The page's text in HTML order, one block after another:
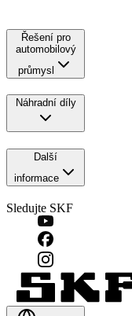
Řešení pro
automobilový
průmysl
Náhradní díly
Další
informace
Sledujte SKF